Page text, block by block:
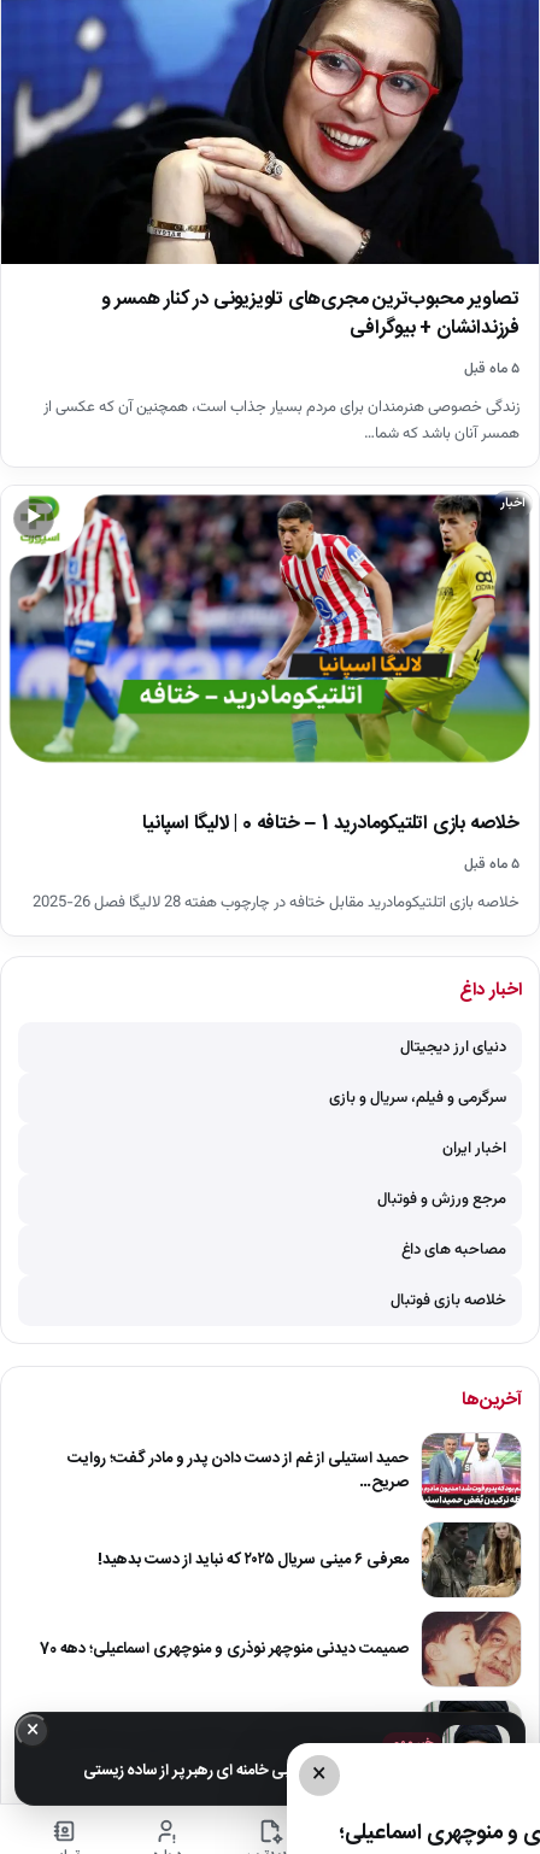
تصاویر محبوب‌ترین مجری‌های تلویزیونی در کنار همسر و
فرزندانشان + بیوگرافی
۵ ماه قبل
زندگی خصوصی هنرمندان برای مردم بسیار جذاب است، همچنین آن که عکسی از
همسر آنان باشد که شما…
▶
اخبار
خلاصه بازی اتلتیکومادرید 1 – ختافه 0 | لالیگا اسپانیا
۵ ماه قبل
خلاصه بازی اتلتیکومادرید مقابل ختافه در چارچوب هفته 28 لالیگا فصل 26-2025
اخبار داغ
دنیای ارز دیجیتال
سرگرمی و فیلم، سریال و بازی
اخبار ایران
مرجع ورزش و فوتبال
مصاحبه های داغ
خلاصه بازی فوتبال
آخرین‌ها
حمید استیلی از غم از دست دادن پدر و مادر گفت؛ روایت
صریح…
معرفی ۶ مینی سریال ۲۰۲۵ که نباید از دست بدهید!
صمیمت دیدنی منوچهر نوذری و منوچهری اسماعیلی؛ دهه 70
عکس های خانوادگی مجتبی خامنه ای رهبر پر از ساده زیستی
عکس| نیلوفر خوش خلق همسر سابق امین حیایی با چادر
×
منوچهری اسماعیلی؛
× خبر مهم
عکس های خانوادگی مجتبی خامنه ای رهبر پر از ساده زیستی